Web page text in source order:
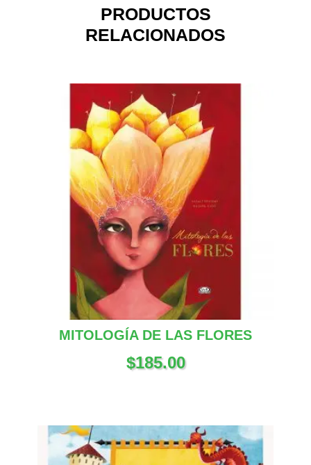
PRODUCTOS
RELACIONADOS
MITOLOGÍA DE LAS FLORES
$185.00